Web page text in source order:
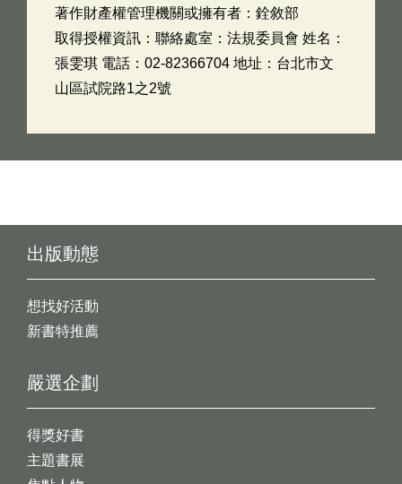
著作財產權管理機關或擁有者：銓敘部
取得授權資訊：聯絡處室：法規委員會 姓名：
張雯琪 電話：02-82366704 地址：台北市文
山區試院路1之2號
出版動態
想找好活動
新書特推薦
嚴選企劃
得獎好書
主題書展